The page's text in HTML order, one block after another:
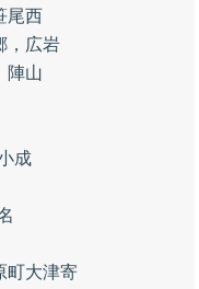
尾西
，広岩
陣山
成
町大津寄